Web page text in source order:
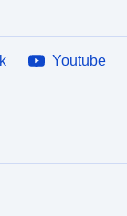
Youtube